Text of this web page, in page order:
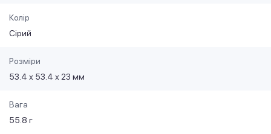
Колір
Сірий
Розміри
53.4 х 53.4 х 23 мм
Вага
55.8 г